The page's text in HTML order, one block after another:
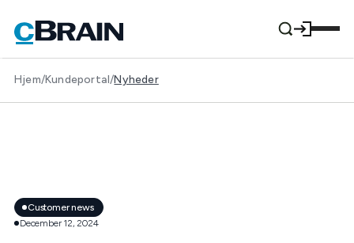
Hjem/Kundeportal/Nyheder
Customer news
December 12, 2024